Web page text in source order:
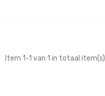
Item 1-1 van 1 in totaal item(s)